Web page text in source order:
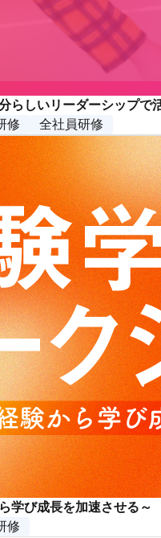
らしいリーダーシップで
修 全社員研修
学び成長を加速させる～
修